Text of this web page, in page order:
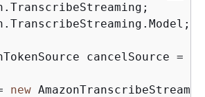
cancelSource =
new